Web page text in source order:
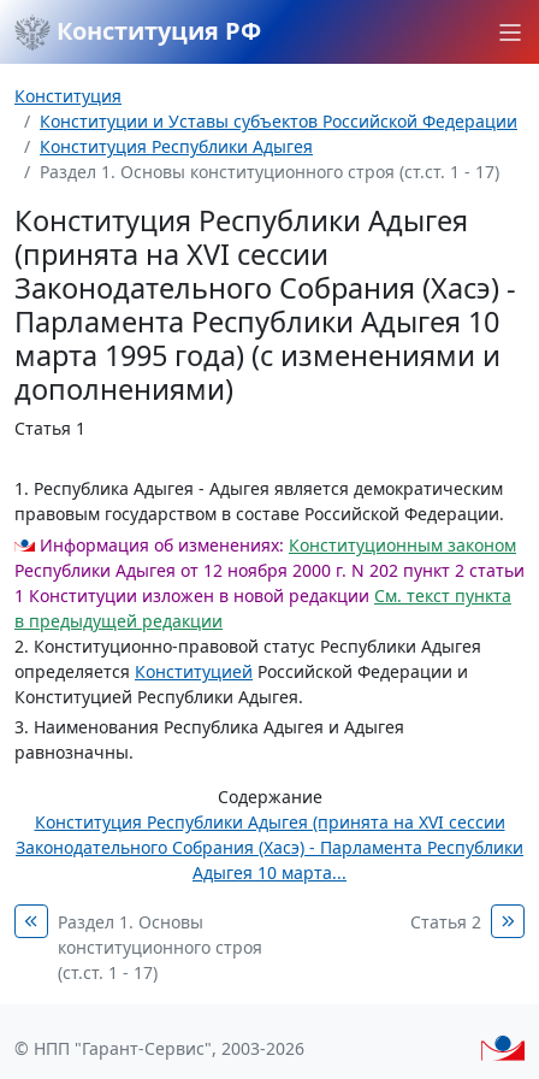
Конституция РФ
Конституция
Конституции и Уставы субъектов Российской Федерации
Конституция Республики Адыгея
Раздел 1. Основы конституционного строя (ст.ст. 1 - 17)
Конституция Республики Адыгея
(принята на XVI сессии
Законодательного Собрания (Хасэ) -
Парламента Республики Адыгея 10
марта 1995 года) (с изменениями и
дополнениями)
Статья 1
1. Республика Адыгея - Адыгея является демократическим
правовым государством в составе Российской Федерации.
Информация об изменениях: Конституционным законом
Республики Адыгея от 12 ноября 2000 г. N 202 пункт 2 статьи
1 Конституции изложен в новой редакции См. текст пункта
в предыдущей редакции
2. Конституционно-правовой статус Республики Адыгея
определяется Конституцией Российской Федерации и
Конституцией Республики Адыгея.
3. Наименования Республика Адыгея и Адыгея
равнозначны.
Содержание
Конституция Республики Адыгея (принята на XVI сессии
Законодательного Собрания (Хасэ) - Парламента Республики
Адыгея 10 марта...
Раздел 1. Основы
конституционного строя
(ст.ст. 1 - 17)
Статья 2
© НПП "Гарант-Сервис", 2003-2026